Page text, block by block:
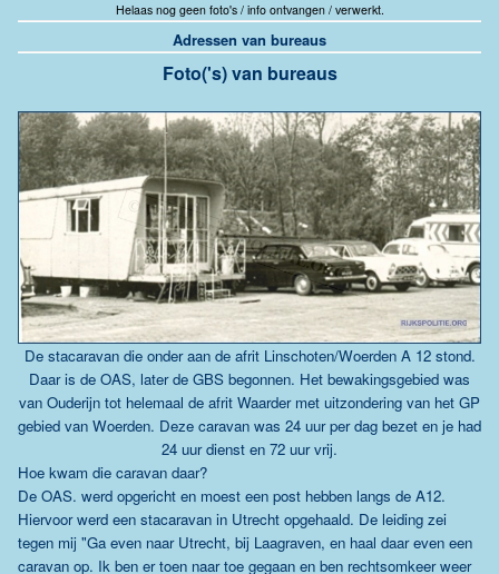
Helaas nog geen foto's / info ontvangen / verwerkt.
Adressen van bureaus
Foto('s) van bureaus
De stacaravan die onder aan de afrit Linschoten/Woerden A 12 stond.
Daar is de OAS, later de GBS begonnen. Het bewakingsgebied was
van Ouderijn tot helemaal de afrit Waarder met uitzondering van het GP
gebied van Woerden. Deze caravan was 24 uur per dag bezet en je had
24 uur dienst en 72 uur vrij.
Hoe kwam die caravan daar?
De OAS. werd opgericht en moest een post hebben langs de A12.
Hiervoor werd een stacaravan in Utrecht opgehaald. De leiding zei
tegen mij "Ga even naar Utrecht, bij Laagraven, en haal daar even een
caravan op. Ik ben er toen naar toe gegaan en ben rechtsomkeer weer